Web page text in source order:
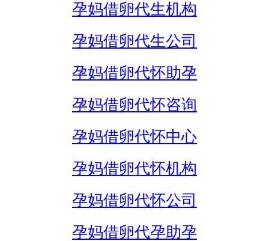
孕妈借卵代生机构
孕妈借卵代生公司
孕妈借卵代怀助孕
孕妈借卵代怀咨询
孕妈借卵代怀中心
孕妈借卵代怀机构
孕妈借卵代怀公司
孕妈借卵代孕助孕